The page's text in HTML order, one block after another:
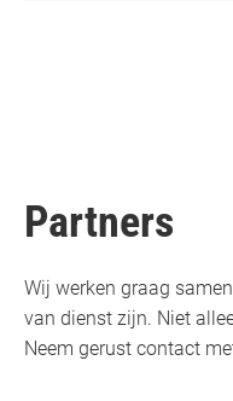
Partners
Wij werken graag
van dienst zijn. Niet
Neem gerust contact